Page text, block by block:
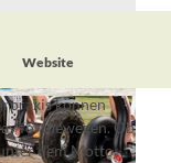
Website
Segway fahren ist
können
fortbewegen. Ob
dem Motto